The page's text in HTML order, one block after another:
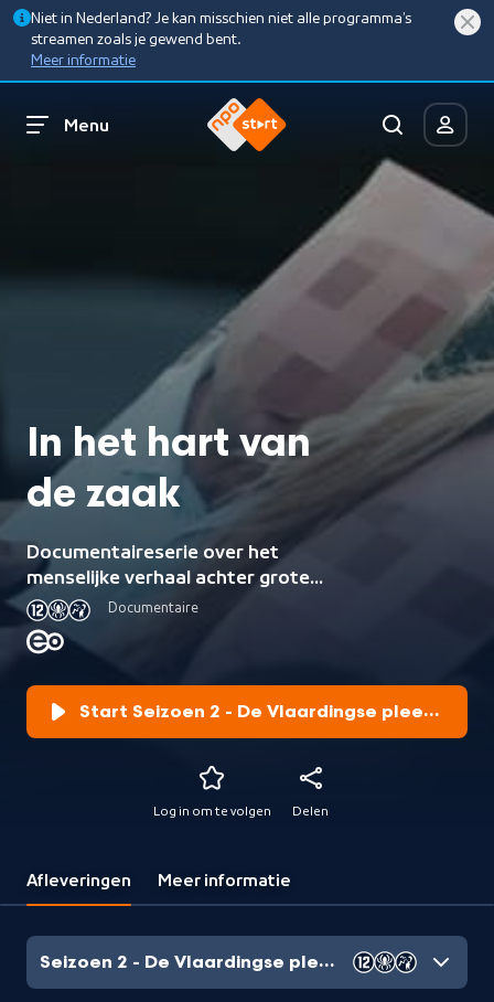
Niet in Nederland? Je kan misschien niet alle programma’s
streamen zoals je gewend bent.
Meer informatie
Menu
In het hart van
de zaak
Documentaireserie over het
menselijke verhaal achter grote
rechtszaken.Documentaire
Start Seizoen 2 - De Vlaardingse
Log in om te volgen Delen
Afleveringen Meer informatie
Seizoen 2 - De Vlaardingse pleegkinderen